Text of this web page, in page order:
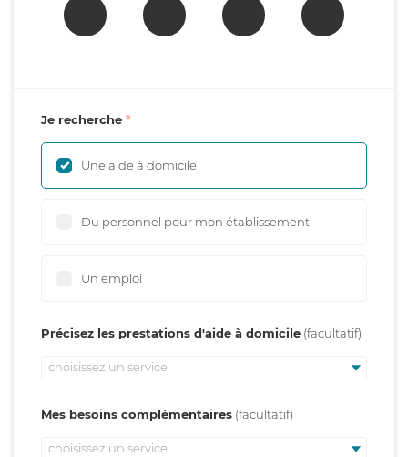
Je recherche
Une aide à domicile
Du personnel pour mon établissement
Un emploi
Précisez les prestations d'aide à domicile
choisissez un service
Mes besoins complémentaires
choisissez un service